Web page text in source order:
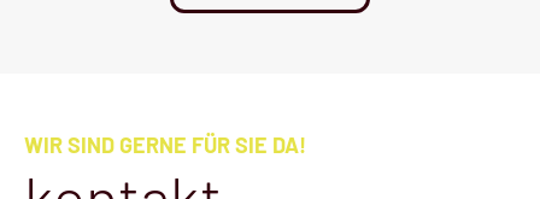
WIR SIND GERNE FÜR SIE DA!